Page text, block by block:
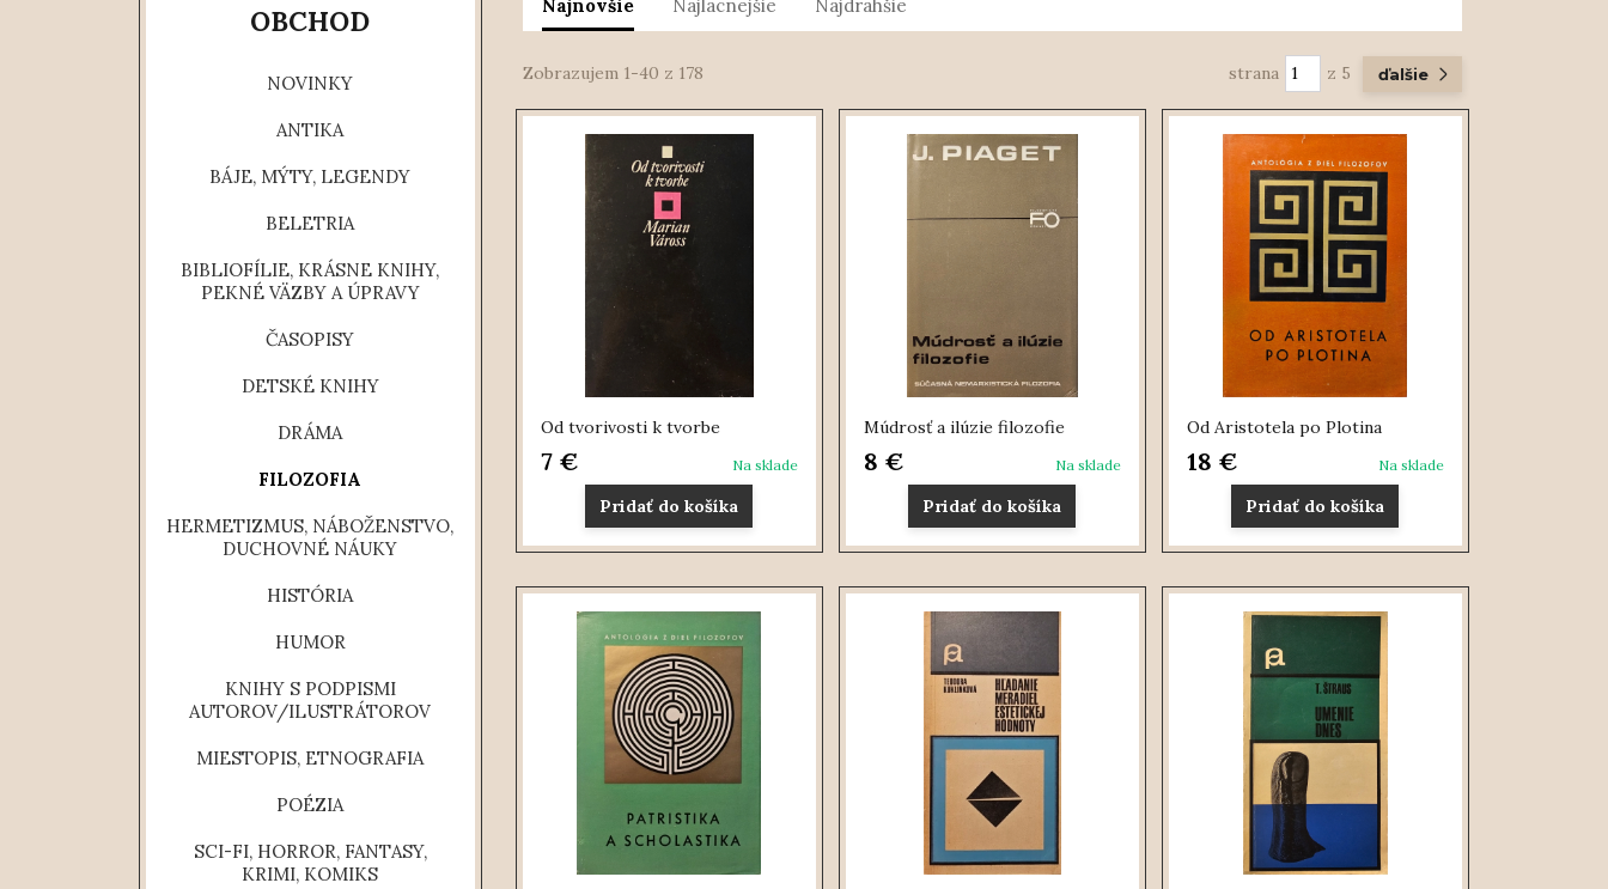
Najnovšie Najlacnejšie Najdrahšie
Zobrazujem 1-40 z 178 strana z 5 ďalšie
Od tvorivosti k tvorbe
7 € Na sklade
Pridať do košíka
Múdrosť a ilúzie filozofie
8 € Na sklade
Pridať do košíka
Od Aristotela po Plotina
18 € Na sklade
Pridať do košíka
NOVINKY
ANTIKA
BÁJE, MÝTY, LEGENDY
BELETRIA
BIBLIOFÍLIE, KRÁSNE KNIHY,
PEKNÉ VÄZBY A ÚPRAVY
ČASOPISY
DETSKÉ KNIHY
DRÁMA
FILOZOFIA
HERMETIZMUS, NÁBOŽENSTVO,
DUCHOVNÉ NÁUKY
HISTÓRIA
HUMOR
KNIHY S PODPISMI
AUTOROV/ILUSTRÁTOROV
MIESTOPIS, ETNOGRAFIA
POÉZIA
SCI-FI, HORROR, FANTASY,
KRIMI, KOMIKS